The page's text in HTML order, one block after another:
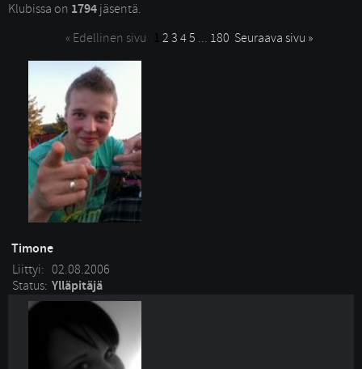
Klubissa on 1794 jäsentä.
« Edellinen sivu
2 3 45 ... 180 Seuraava sivu »
Timone
Liittyi: 02.08.2006
Status: Ylläpitäjä